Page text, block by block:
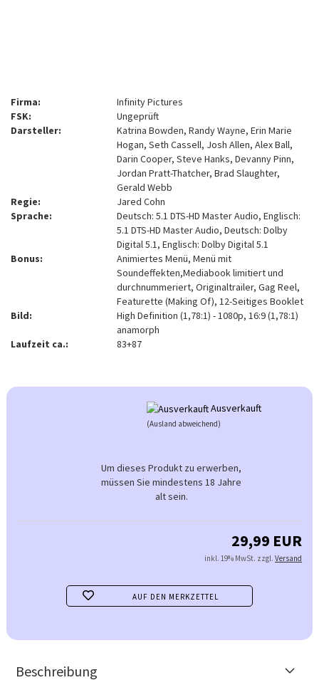
Firma:
Infinity Pictures
FSK:
Ungeprüft
Darsteller:
Katrina Bowden, Randy Wayne, Erin Marie
Hogan, Seth Cassell, Josh Allen, Alex Ball,
Darin Cooper, Steve Hanks, Devanny Pinn,
Jordan Pratt-Thatcher, Brad Slaughter,
Gerald Webb
Regie:
Jared Cohn
Sprache:
Deutsch: 5.1 DTS-HD Master Audio, Englisch:
5.1 DTS-HD Master Audio, Deutsch: Dolby
Digital 5.1, Englisch: Dolby Digital 5.1
Bonus:
Animiertes Menü, Menü mit
Soundeffekten,Mediabook limitiert und
durchnummeriert, Originaltrailer, Gag Reel,
Featurette (Making Of), 12-Seitiges Booklet
Bild:
High Definition (1,78:1) - 1080p, 16:9 (1,78:1)
anamorph
Laufzeit ca.:
83+87
Ausverkauft
(Ausland abweichend)
Um dieses Produkt zu erwerben,
müssen Sie mindestens 18 Jahre
alt sein.
29,99 EUR
inkl. 19% MwSt. zzgl.Versand
AUF DEN MERKZETTEL
Beschreibung